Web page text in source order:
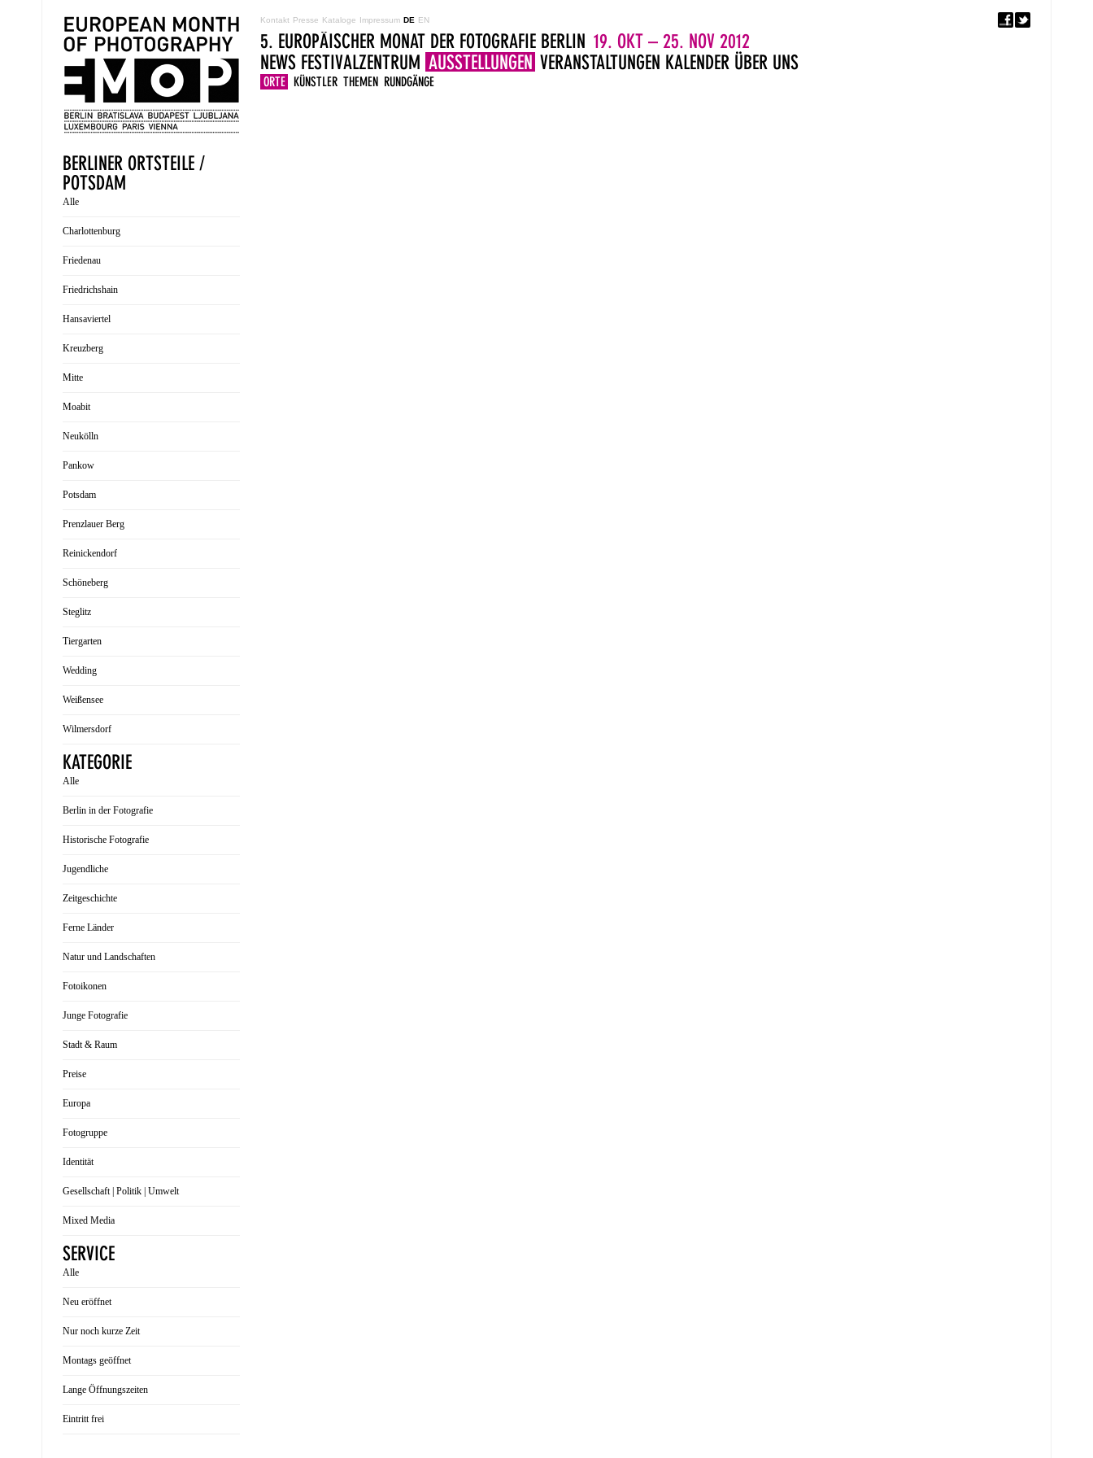
Kontakt Presse Kataloge Impressum DE EN 5. EUROPÄISCHER
5. EUROPÄISCHER MONAT DER FOTOGRAFIE BERLIN 19. OKT – 25. NOV 2012
NEWS FESTIVALZENTRUM AUSSTELLUNGEN
ORTE KÜNSTLER THEMEN RUNDGÄNGE
VERANSTALTUNGEN KALENDER ÜBER UNS
BERLINER ORTSTEILE /
POTSDAM
Alle
Charlottenburg
Friedenau
Friedrichshain
Hansaviertel
Kreuzberg
Mitte
Moabit
Neukölln
Pankow
Potsdam
Prenzlauer Berg
Reinickendorf
Schöneberg
Steglitz
Tiergarten
Wedding
Weißensee
Wilmersdorf
KATEGORIE
Alle
Berlin in der Fotografie
Historische Fotografie
Jugendliche
Zeitgeschichte
Ferne Länder
Natur und Landschaften
Fotoikonen
Junge Fotografie
Stadt & Raum
Preise
Europa
Fotogruppe
Identität
Gesellschaft | Politik | Umwelt
Mixed Media
SERVICE
Alle
Neu eröffnet
Nur noch kurze Zeit
Montags geöffnet
Lange Öffnungszeiten
Eintritt frei